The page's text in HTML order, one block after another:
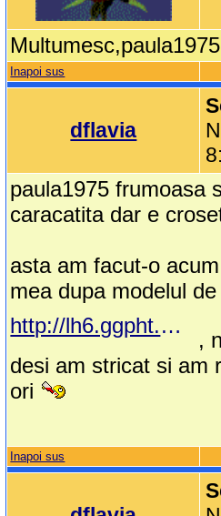
Multumesc,paula1975
Inapoi sus
dflavia
paula1975 frumoasa
caracatita dar e
asta am facut-o
mea dupa modelul de
http://lh6.ggpht.com/_HRGFSqRRQoM/SSP09jOwYlI/AAAAAAAAH14/pS7yuDMsHHc/243.jpg
,
desi am stricat si am
ori
Inapoi sus